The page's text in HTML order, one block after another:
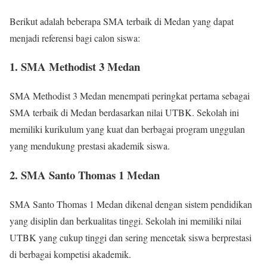
Berikut adalah beberapa SMA terbaik di Medan yang dapat
menjadi referensi bagi calon siswa:
1. SMA Methodist 3 Medan
SMA Methodist 3 Medan menempati peringkat pertama sebagai
SMA terbaik di Medan berdasarkan nilai UTBK. Sekolah ini
memiliki kurikulum yang kuat dan berbagai program unggulan
yang mendukung prestasi akademik siswa.
2. SMA Santo Thomas 1 Medan
SMA Santo Thomas 1 Medan dikenal dengan sistem pendidikan
yang disiplin dan berkualitas tinggi. Sekolah ini memiliki nilai
UTBK yang cukup tinggi dan sering mencetak siswa berprestasi
di berbagai kompetisi akademik.